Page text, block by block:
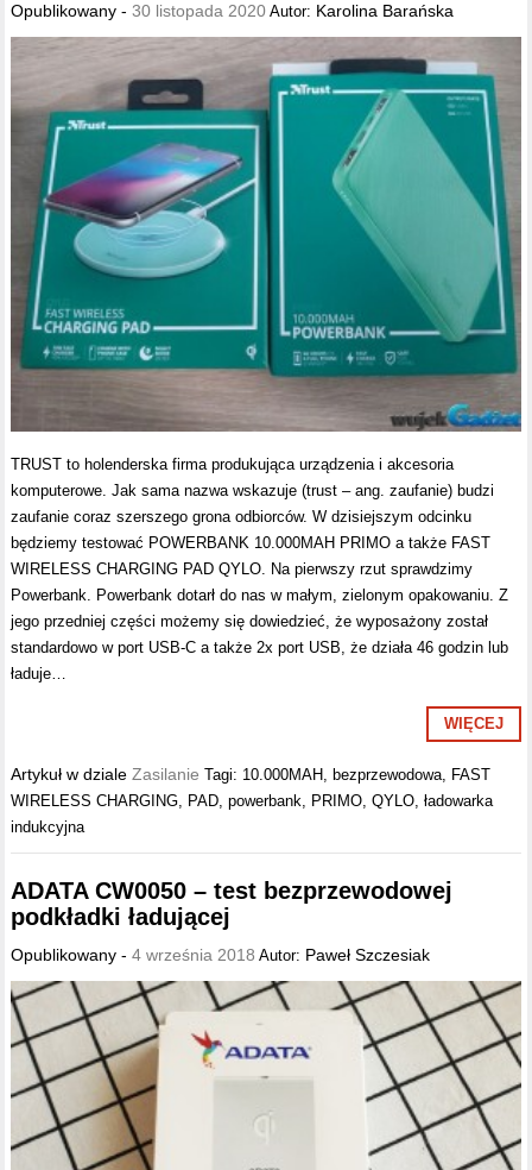
Opublikowany -30 listopada 2020 Autor: Karolina Barańska
TRUST to holenderska firma produkująca urządzenia i akcesoria
komputerowe. Jak sama nazwa wskazuje (trust – ang. zaufanie) budzi
zaufanie coraz szerszego grona odbiorców. W dzisiejszym odcinku
będziemy testować POWERBANK 10.000MAH PRIMO a także FAST
WIRELESS CHARGING PAD QYLO. Na pierwszy rzut sprawdzimy
Powerbank. Powerbank dotarł do nas w małym, zielonym opakowaniu. Z
jego przedniej części możemy się dowiedzieć, że wyposażony został
standardowo w port USB-C a także 2x port USB, że działa 46 godzin lub
ładuje…
WIĘCEJ
Artykuł w dzialeZasilanie Tagi: 10.000MAH, bezprzewodowa, FAST
WIRELESS CHARGING, PAD,powerbank, PRIMO,QYLO,ładowarka
indukcyjna
ADATA CW0050 – test bezprzewodowej
podkładki ładującej
Opublikowany -4 września 2018 Autor: Paweł Szczesiak